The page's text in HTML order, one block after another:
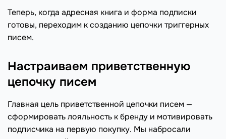
Теперь, когда адресная книга и форма подписки
готовы, переходим к созданию цепочки триггерных
писем.
Настраиваем приветственную
цепочку писем
Главная цель приветственной цепочки писем —
сформировать лояльность к бренду и мотивировать
подписчика на первую покупку. Мы набросали